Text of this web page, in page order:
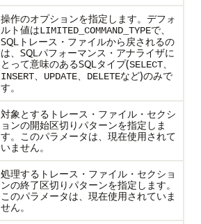
操作のオプションを指定します。デフォ
ルト値はLIMITED_COMMAND_TYPEで、
SQLトレース・ファイルから戻されるの
は、SQLパフォーマンス・アナライザに
とって意味のあるSQLタイプ(SELECT、
INSERT、 UPDATE、 DELETEなど)のみで
す。
対象とするトレース・ファイル・セクシ
ョンの開始区切りパターンを指定しま
す。このパラメータは、現在使用されて
いません。
処理するトレース・ファイル・セクショ
ンの終了区切りパターンを指定します。
このパラメータは、現在使用されていま
せん。